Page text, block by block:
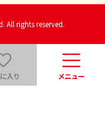
All rights reserved.
入り メニュー